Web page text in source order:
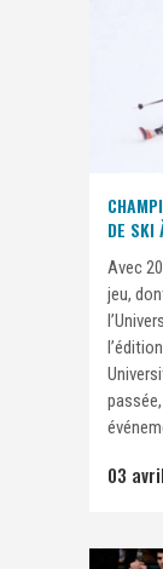
DE SKI
Avec
jeu,
03